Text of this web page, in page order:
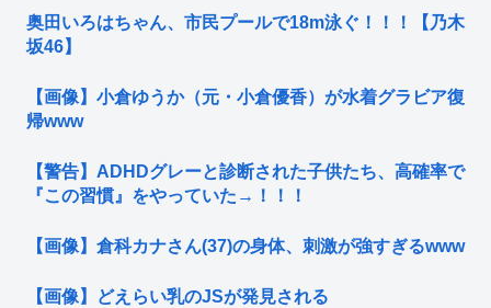
奥田いろはちゃん、市民プールで18m泳ぐ！！！【乃木
坂46】
【画像】小倉ゆうか（元・小倉優香）が水着グラビア復
帰www
【警告】ADHDグレーと診断された子供たち、高確率で
『この習慣』をやっていた→！！！
【画像】倉科カナさん(37)の身体、刺激が強すぎるwww
【画像】どえらい乳のJSが発見される